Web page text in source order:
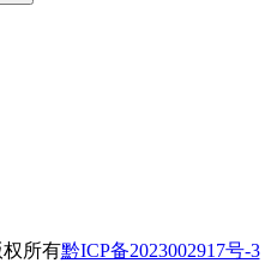
所有黔ICP备2023002917号-3